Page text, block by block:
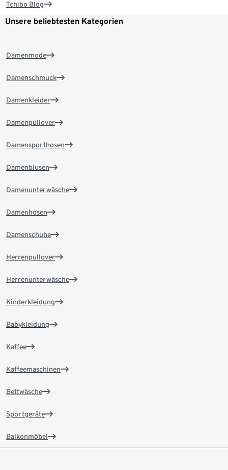
Tchibo Blog
Unsere beliebtesten Kategorien
Damenmode
Damenschmuck
Damenkleider
Damenpullover
Damensporthosen
Damenblusen
Damenunterwäsche
Damenhosen
Damenschuhe
Herrenpullover
Herrenunterwäsche
Kinderkleidung
Babykleidung
Kaffee
Kaffeemaschinen
Bettwäsche
Sportgeräte
Balkonmöbel